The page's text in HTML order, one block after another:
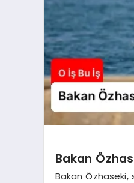
Bakan
Bakan